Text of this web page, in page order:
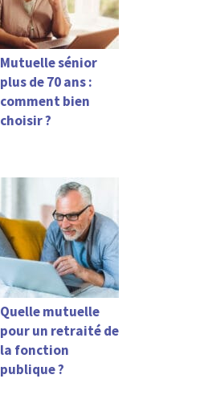
Mutuelle sénior
plus de 70 ans :
comment bien
choisir ?
Quelle mutuelle
pour un retraité de
la fonction
publique ?